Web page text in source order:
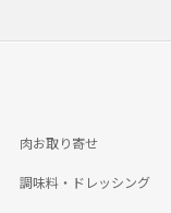
肉お取り寄せ
調味料・ドレッシング